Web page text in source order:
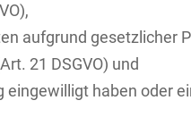
aufgrund gesetzlicher
21 DSGVO) und
haben oder